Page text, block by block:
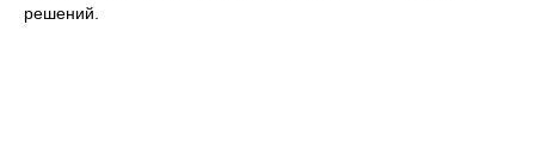
решений.